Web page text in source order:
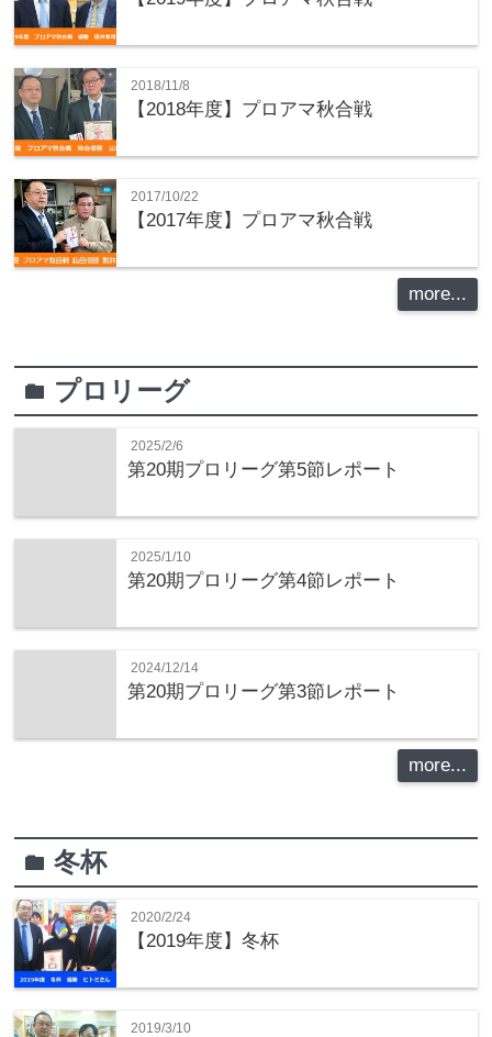
2018/11/8
【2018年度】プロアマ秋合戦
2017/10/22
【2017年度】プロアマ秋合戦
more...
folder プロリーグ
2025/2/6
第20期プロリーグ第5節レポート
2025/1/10
第20期プロリーグ第4節レポート
2024/12/14
第20期プロリーグ第3節レポート
more...
folder冬杯
2020/2/24
【2019年度】冬杯
2019/3/10